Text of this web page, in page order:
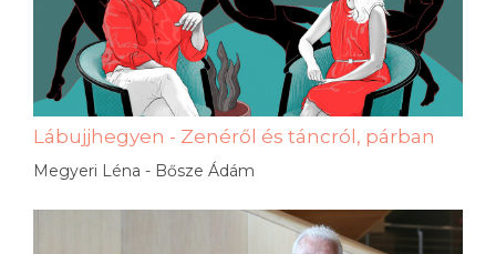
Lábujjhegyen - Zenéről és táncról, párban
Megyeri Léna - Bősze Ádám